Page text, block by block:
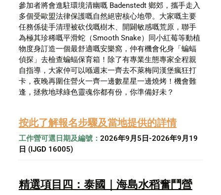
參加者將會進駐環境清幽嘅 Badenstedt 鄉郊，攜手走入
多個受歐盟法律保護嘅自然絕密核心地帶。大家嘅主要
任務係徒手清理被砍伐嘅樹木、開闢敏感嘅荒原，聯手
為極其珍稀嘅平滑蛇（Smooth Snake）同小紅莓等動植
物度身訂造一個最舒適嘅安樂窩，仲有機會化身「蝙蝠
偵探」去檢查蝙蝠保育箱！除了有專業生態專家全程親
自指導，大家仲可以喺週末一齊去不萊梅同漢堡瘋狂打
卡，夜晚再圍住營火一齊一邊數星星一邊燒烤！機會難
逢，拯救地球綠色靈魂你都有份，你準備好未？
按此了解報名步驟及當地提供的詳情
工作營可選日期及編號： 2026年9月5日-2026年9月19
日 (IJGD 16005)
精選項目四：泰國｜海島水稻奮鬥營